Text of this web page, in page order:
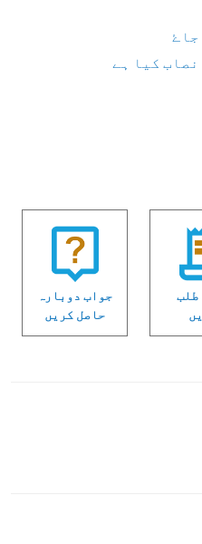
جاۓ
کیا ہے
طلب
جواب دوبارہ
حاصل کریں